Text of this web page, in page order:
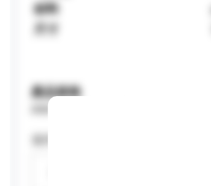
材料
產品規格